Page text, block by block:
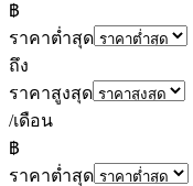
฿
ราคาต่ำสุด
ถึง
ราคาสูงสุด
/เดือน
฿
ราคาต่ำสุด